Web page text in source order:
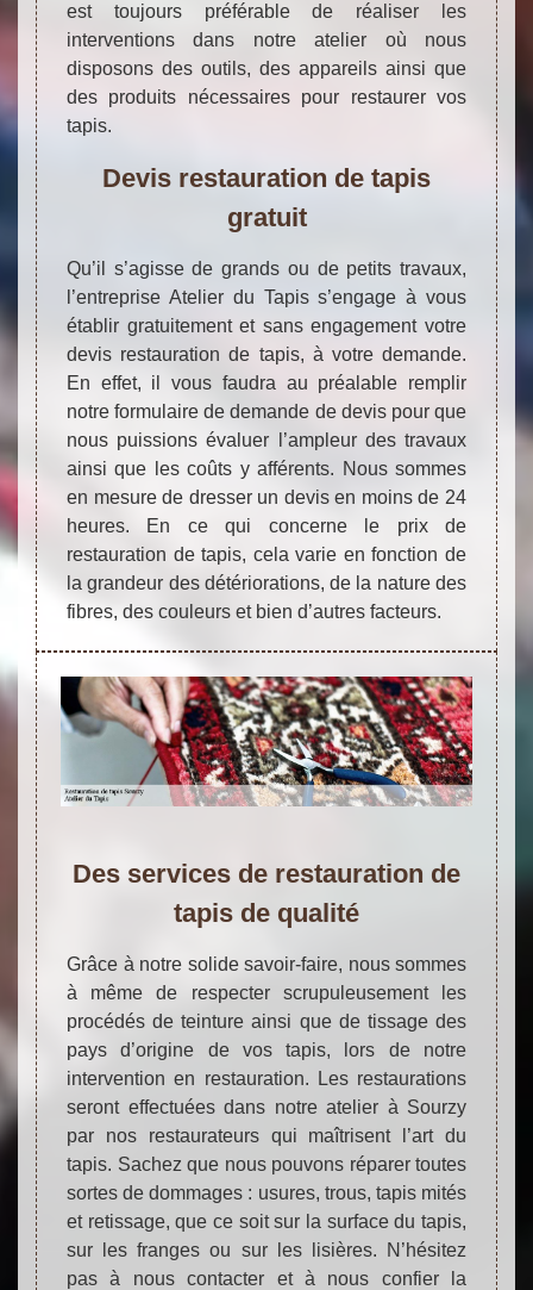
est toujours préférable de réaliser les
interventions dans notre atelier où nous
disposons des outils, des appareils ainsi que
des produits nécessaires pour restaurer vos
tapis.
Devis restauration de tapis
gratuit
Qu’il s’agisse de grands ou de petits travaux,
l’entreprise Atelier du Tapis s’engage à vous
établir gratuitement et sans engagement votre
devis restauration de tapis, à votre demande.
En effet, il vous faudra au préalable remplir
notre formulaire de demande de devis pour que
nous puissions évaluer l’ampleur des travaux
ainsi que les coûts y afférents. Nous sommes
en mesure de dresser un devis en moins de 24
heures. En ce qui concerne le prix de
restauration de tapis, cela varie en fonction de
la grandeur des détériorations, de la nature des
fibres, des couleurs et bien d’autres facteurs.
Des services de restauration de
tapis de qualité
Grâce à notre solide savoir-faire, nous sommes
à même de respecter scrupuleusement les
procédés de teinture ainsi que de tissage des
pays d’origine de vos tapis, lors de notre
intervention en restauration. Les restaurations
seront effectuées dans notre atelier à Sourzy
par nos restaurateurs qui maîtrisent l’art du
tapis. Sachez que nous pouvons réparer toutes
sortes de dommages : usures, trous, tapis mités
et retissage, que ce soit sur la surface du tapis,
sur les franges ou sur les lisières. N’hésitez
pas à nous contacter et à nous confier la